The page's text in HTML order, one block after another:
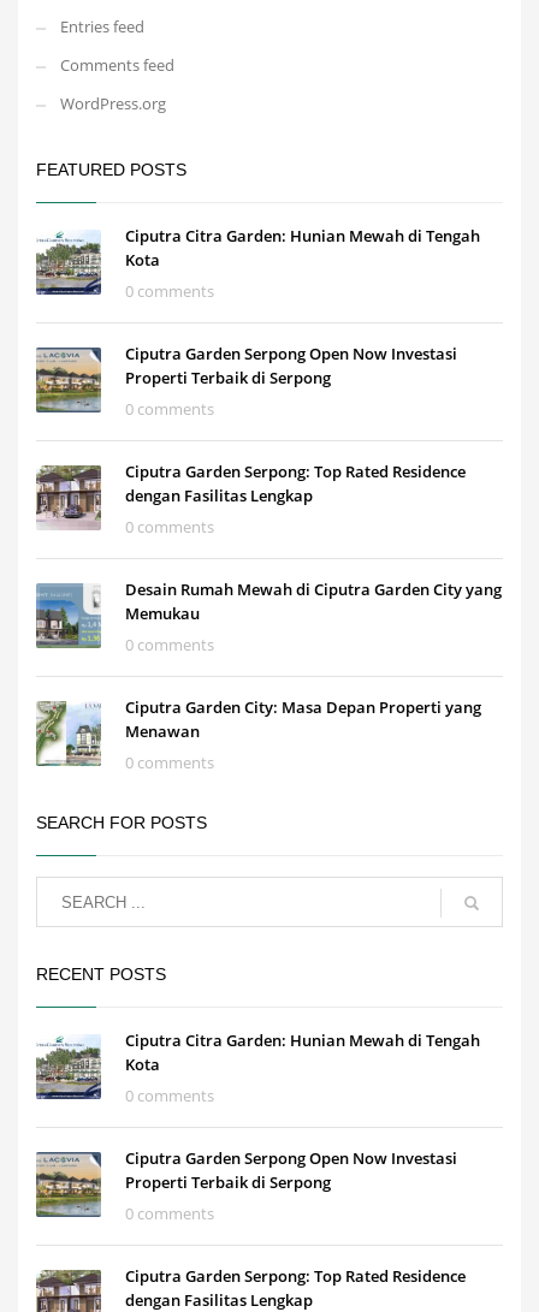
Entries feed
Comments feed
WordPress.org
FEATURED POSTS
Ciputra Citra Garden: Hunian Mewah di Tengah
Kota
0 comments
Ciputra Garden Serpong Open Now Investasi
Properti Terbaik di Serpong
0 comments
Ciputra Garden Serpong: Top Rated Residence
dengan Fasilitas Lengkap
0 comments
Desain Rumah Mewah di Ciputra Garden City yang
Memukau
0 comments
Ciputra Garden City: Masa Depan Properti yang
Menawan
0 comments
SEARCH FOR POSTS
RECENT POSTS
Ciputra Citra Garden: Hunian Mewah di Tengah
Kota
0 comments
Ciputra Garden Serpong Open Now Investasi
Properti Terbaik di Serpong
0 comments
Ciputra Garden Serpong: Top Rated Residence
dengan Fasilitas Lengkap